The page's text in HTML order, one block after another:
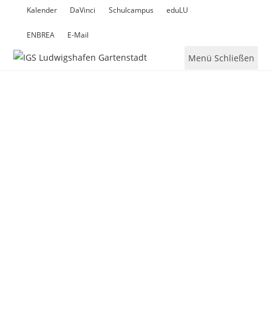
Kalender DaVinci Schulcampus eduLU
ENBREA E-Mail
Menü Schließen